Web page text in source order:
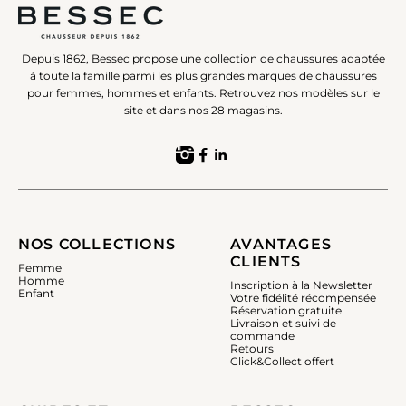
Depuis 1862, Bessec propose une collection de chaussures adaptée
à toute la famille parmi les plus grandes marques de chaussures
pour femmes, hommes et enfants. Retrouvez nos modèles sur le
site et dans nos 28 magasins.
NOS COLLECTIONS
Femme
Homme
Enfant
AVANTAGES
CLIENTS
Inscription à la Newsletter
Votre fidélité récompensée
Réservation gratuite
Livraison et suivi de
commande
Retours
Click&Collect offert